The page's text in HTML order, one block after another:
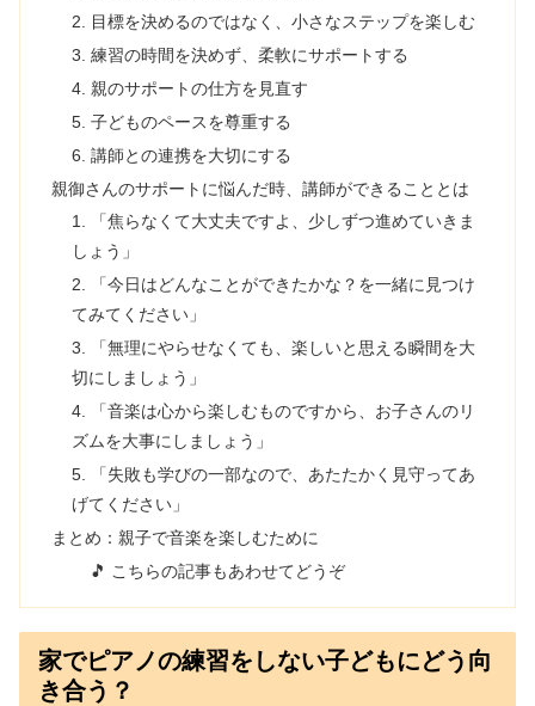
2. 目標を決めるのではなく、小さなステップを楽しむ
3. 練習の時間を決めず、柔軟にサポートする
4. 親のサポートの仕方を見直す
5. 子どものペースを尊重する
6. 講師との連携を大切にする
親御さんのサポートに悩んだ時、講師ができることとは
1. 「焦らなくて大丈夫ですよ、少しずつ進めていきま
しょう」
2. 「今日はどんなことができたかな？を一緒に見つけ
てみてください」
3. 「無理にやらせなくても、楽しいと思える瞬間を大
切にしましょう」
4. 「音楽は心から楽しむものですから、お子さんのリ
ズムを大事にしましょう」
5. 「失敗も学びの一部なので、あたたかく見守ってあ
げてください」
まとめ：親子で音楽を楽しむために
🎵 こちらの記事もあわせてどうぞ
家でピアノの練習をしない子どもにどう向
き合う？